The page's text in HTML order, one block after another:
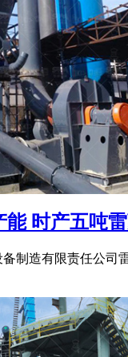
能 时产五吨
制造有限责任公司